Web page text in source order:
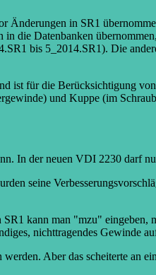
in SR1
die Datenbanken
bis 5_2014.SR1). Die
ist für die Berücksichtigung
und Kuppe (im
In der neuen VDI 2230 darf
seine
kann man "mzu" eingeben,
nichttragendes Gewinde
Aber das scheiterte an